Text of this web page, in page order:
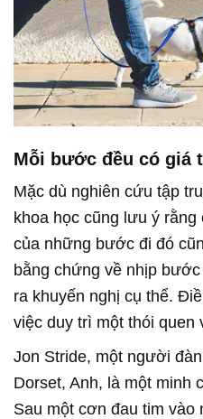
Mỗi bước đều có giá
Mặc dù nghiên cứu tập
khoa học cũng lưu ý
của những bước đi đó
bằng chứng về nhịp
ra khuyến nghị cụ thể.
việc duy trì một thói quen
Jon Stride, một người
Dorset, Anh, là một minh
Sau một cơn đau tim vào